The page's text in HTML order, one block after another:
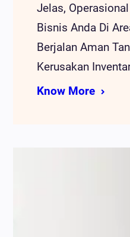
Jelas,
Bisnis Anda Di
Berjalan Aman
Kerusakan
Know More